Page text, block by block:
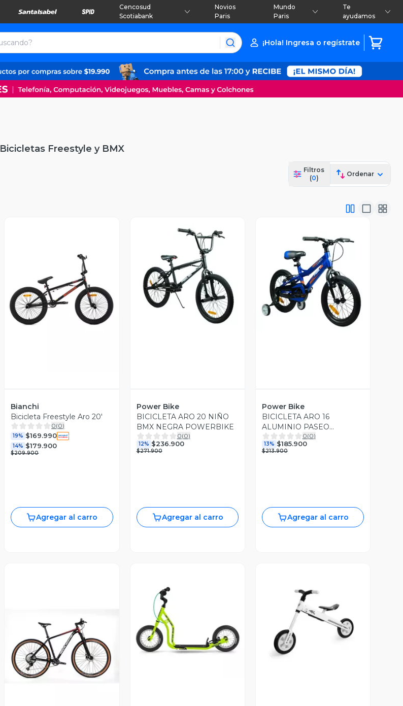
Cencosud
Scotiabank
Novios
Paris
Mundo
Paris
Te
ayudamos
¡Hola! Ingresa o regístrate
Bicicletas Freestyle y BMX
Filtros
(0)
Ordenar
Vista Previa
Bianchi
Bicicleta Freestyle Aro 20'
0(0)
19% $169.990
14% $179.900
$209.900
Agregar al carro
Vista Previa
Power Bike
BICICLETA ARO 20 NIÑO
BMX NEGRA POWERBIKE
0(0)
12% $236.900
$271.900
Agregar al carro
Vista Previa
Power Bike
BICICLETA ARO 16
ALUMINIO PASEO
POWERBIKE
0(0)
13% $185.900
$213.900
Agregar al carro
Vista Previa
Vista Previa Vista Previa